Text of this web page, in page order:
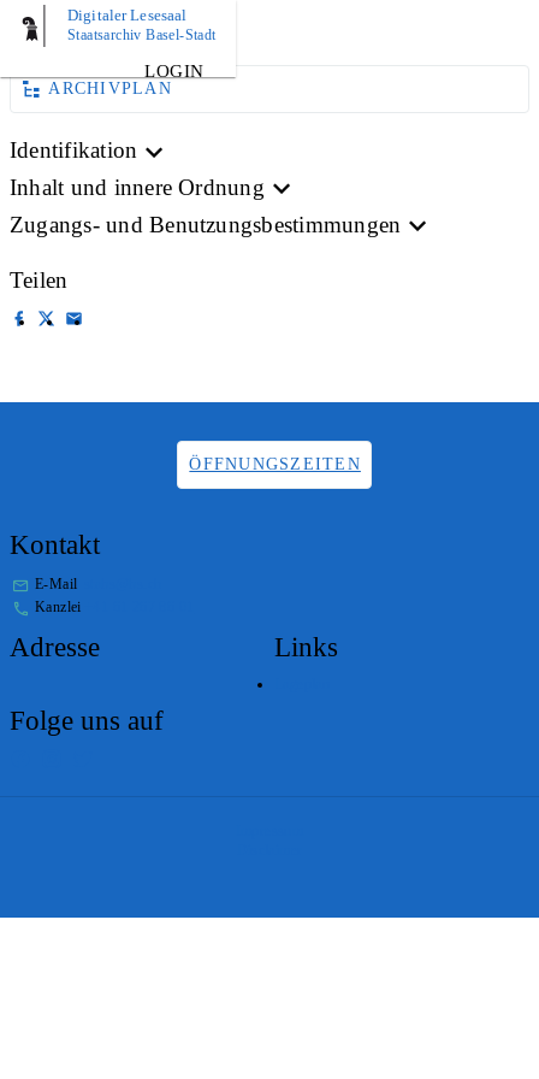
Digitaler Lesesaal
Staatsarchiv Basel-Stadt
LOGIN
BILD
ARCHIVPLAN
Identifikation
Inhalt und innere Ordnung
Zugangs- und Benutzungsbestimmungen
Teilen
ÖFFNUNGSZEITEN
Kontakt
E-Mail
Kanzlei
Adresse Links
Folge uns auf